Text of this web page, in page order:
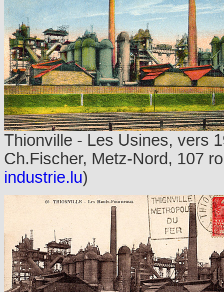
Thionville - Les Usines, vers
Ch.Fischer, Metz-Nord, 107
industrie.lu)